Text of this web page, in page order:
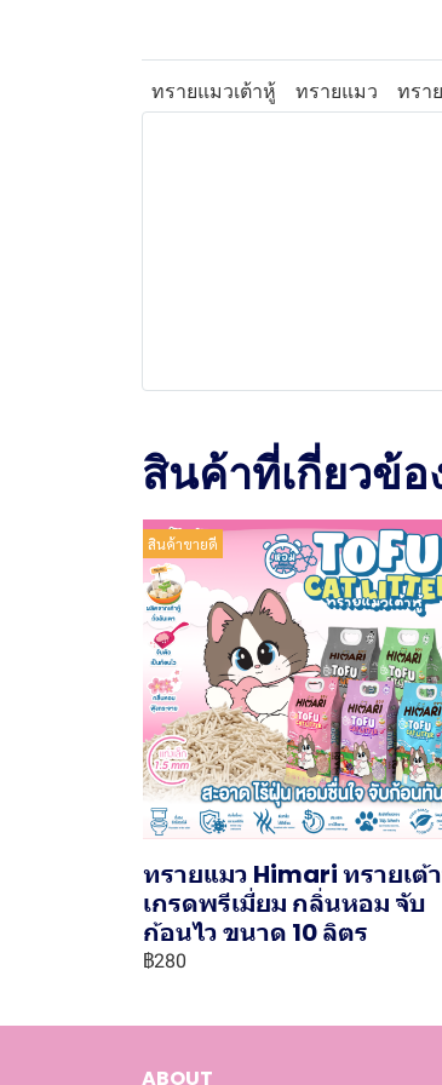
ทรายแมวเต้าหู้ ทรายแมว ทรา
สินค้าที่เกี่ยวข้อ
สินค้าขายดี
ทรายแมว Himari ทรายเต้
เกรดพรีเมี่ยม กลิ่นหอม จับ
ก้อนไว ขนาด 10 ลิตร
฿280
ABOUT